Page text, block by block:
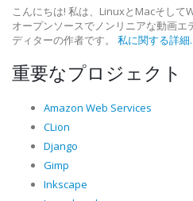
こんにちは! 私は、LinuxとMacそし
オープンソースでノンリニアな動画
ディターの作者です。 私に関する詳細
重要なプロジェクト
Amazon Web Services
CLion
Django
Gimp
Inkscape